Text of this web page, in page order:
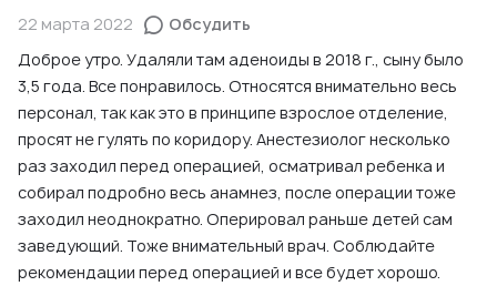
22 марта 2022
Обсудить
Доброе утро. Удаляли там аденоиды в 2018 г., сыну было
3,5 года. Все понравилось. Относятся внимательно весь
персонал, так как это в принципе взрослое отделение,
просят не гулять по коридору. Анестезиолог несколько
раз заходил перед операцией, осматривал ребенка и
собирал подробно весь анамнез, после операции тоже
заходил неоднократно. Оперировал раньше детей сам
заведующий. Тоже внимательный врач. Соблюдайте
рекомендации перед операцией и все будет хорошо.